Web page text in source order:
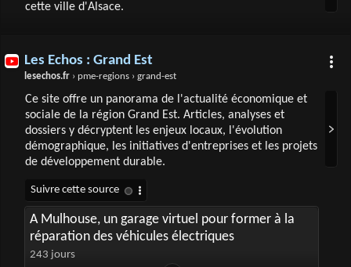
cette ville d'Alsace.
Les Echos : Grand Est
lesechos.fr › pme-regions › grand-est
Ce site offre un panorama de l'actualité économique et
sociale de la région Grand Est. Articles, analyses et
dossiers y décryptent les enjeux locaux, l'évolution
démographique, les initiatives d'entreprises et les projets
de développement durable.
A Mulhouse, un garage virtuel pour former à la
réparation des véhicules électriques
243 jours